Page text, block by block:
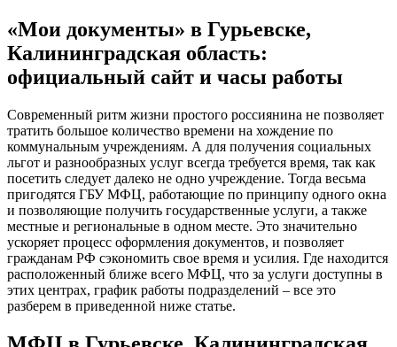
«Мои документы» в Гурьевске,
Калининградская область:
официальный сайт и часы работы
Современный ритм жизни простого россиянина не позволяет
тратить большое количество времени на хождение по
коммунальным учреждениям. А для получения социальных
льгот и разнообразных услуг всегда требуется время, так как
посетить следует далеко не одно учреждение. Тогда весьма
пригодятся ГБУ МФЦ, работающие по принципу одного окна
и позволяющие получить государственные услуги, а также
местные и региональные в одном месте. Это значительно
ускоряет процесс оформления документов, и позволяет
гражданам РФ сэкономить свое время и усилия. Где находится
расположенный ближе всего МФЦ, что за услуги доступны в
этих центрах, график работы подразделений – все это
разберем в приведенной ниже статье.